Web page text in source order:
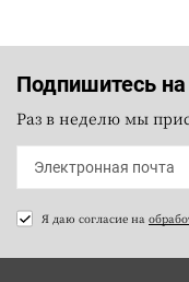
Подпишитесь
Раз в неделю мы
Я даю согласие на